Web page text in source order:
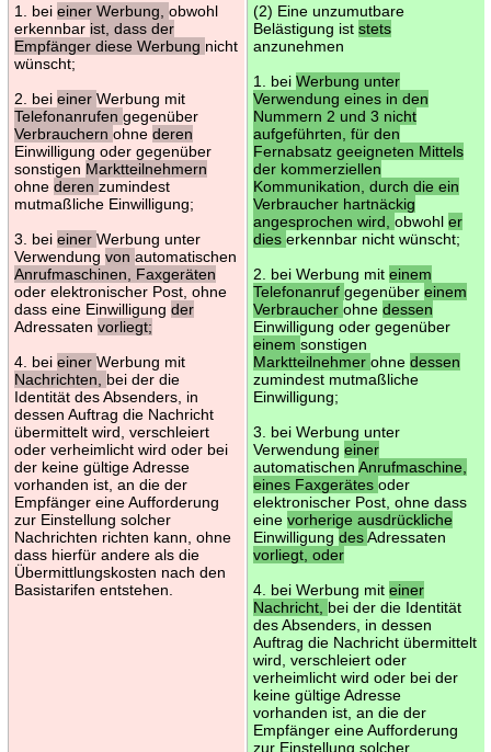
1. bei einer Werbung, obwohl
erkennbar ist, dass der
Empfänger diese Werbung nicht
wünscht;
2. bei einer Werbung mit
Telefonanrufen gegenüber
Verbrauchern ohne deren
Einwilligung oder gegenüber
sonstigen Marktteilnehmern
ohne deren zumindest
mutmaßliche Einwilligung;
3. bei einer Werbung unter
Verwendung von automatischen
Anrufmaschinen, Faxgeräten
oder elektronischer Post, ohne
dass eine Einwilligung der
Adressaten vorliegt;
4. bei einer Werbung mit
Nachrichten, bei der die
Identität des Absenders, in
dessen Auftrag die Nachricht
übermittelt wird, verschleiert
oder verheimlicht wird oder bei
der keine gültige Adresse
vorhanden ist, an die der
Empfänger eine Aufforderung
zur Einstellung solcher
Nachrichten richten kann, ohne
dass hierfür andere als die
Übermittlungskosten nach den
Basistarifen entstehen.
(2) Eine unzumutbare
Belästigung ist stets
anzunehmen
1. bei Werbung unter
Verwendung eines in den
Nummern 2 und 3 nicht
aufgeführten, für den
Fernabsatz geeigneten Mittels
der kommerziellen
Kommunikation, durch die ein
Verbraucher hartnäckig
angesprochen wird, obwohl er
dies erkennbar nicht wünscht;
2. bei Werbung mit einem
Telefonanruf gegenüber einem
Verbraucher ohne dessen
Einwilligung oder gegenüber
einem sonstigen
Marktteilnehmer ohne dessen
zumindest mutmaßliche
Einwilligung;
3. bei Werbung unter
Verwendung einer
automatischen Anrufmaschine,
eines Faxgerätes oder
elektronischer Post, ohne dass
eine vorherige ausdrückliche
Einwilligung desAdressaten
vorliegt, oder
4. bei Werbung mit einer
Nachricht, bei der die Identität
des Absenders, in dessen
Auftrag die Nachricht übermittelt
wird, verschleiert oder
verheimlicht wird oder bei der
keine gültige Adresse
vorhanden ist, an die der
Empfänger eine Aufforderung
zur Einstellung solcher